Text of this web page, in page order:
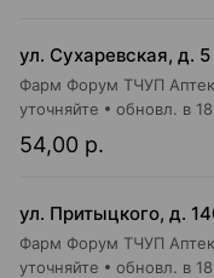
ул. Сухаревская, д. 5
Фарм Форум ТЧУП
54,00 р.
уточняйте обновл. в
ул. Притыцкого, д.
Фарм Форум ТЧУП
уточняйте обновл. в